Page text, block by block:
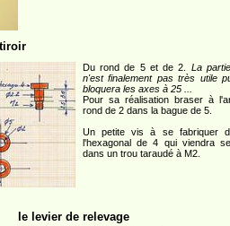
Du rond de 5 et de 2. La
n'est finalement pas très utile
bloquera les axes à 25 ...
Pour sa réalisation braser à
rond de 2 dans la bague de 5.
Un petite vis à se fabriquer
l'hexagonal de 4 qui viendra
dans un trou taraudé à M2.
le levier de relevage